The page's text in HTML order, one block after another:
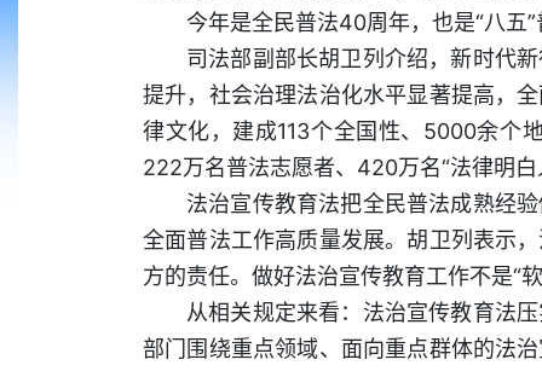
今年是全民普法40周年，也是“八五
司法部副部长胡卫列介绍，新时代
提升，社会治理法治化水平显著提高，
律文化，建成113个全国性、5000余个
222万名普法志愿者、420万名“法律明
法治宣传教育法把全民普法成熟经
全面普法工作高质量发展。胡卫列表示
方的责任。做好法治宣传教育工作不是“
从相关规定来看：法治宣传教育法
部门围绕重点领域、面向重点群体的法